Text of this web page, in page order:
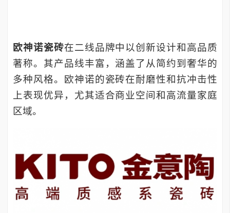
欧神诺瓷砖在二线品牌中以创新设计和高品质
著称。其产品线丰富，涵盖了从简约到奢华的
多种风格。欧神诺的瓷砖在耐磨性和抗冲击性
上表现优异，尤其适合商业空间和高流量家庭
区域。